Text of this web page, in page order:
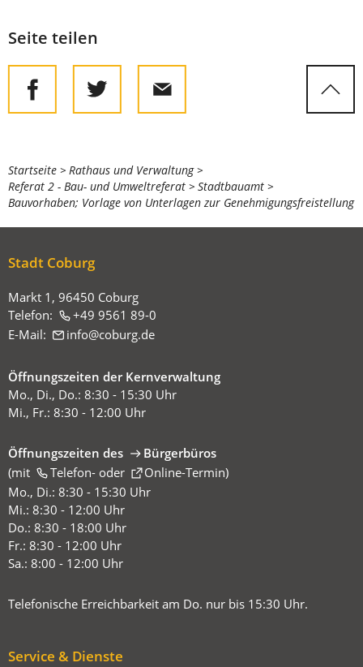
Seite teilen
Sie
befinden
sich
Startseite
Rathaus und Verwaltung
Referat 2 - Bau- und Umweltreferat
Stadtbauamt
Bauvorhaben; Vorlage von Unterlagen zur Genehmigungsfreistellung
Stadt Coburg
Markt 1, 96450 Coburg
Telefon:
+49 9561 89-0
E-Mail:
info coburg de
Öffnungszeiten der Kernverwaltung
Mo., Di., Do.: 8:30 - 15:30 Uhr
Mi., Fr.: 8:30 - 12:00 Uhr
Öffnungszeiten des
Bürgerbüros
(mit
Telefon-oder Online-Termin
(Öffnet
in
einem
neuen
Tab)
)
Mo., Di.: 8:30 - 15:30 Uhr
Mi.: 8:30 - 12:00 Uhr
Do.: 8:30 - 18:00 Uhr
Fr.: 8:30 - 12:00 Uhr
Sa.: 8:00 - 12:00 Uhr
Telefonische Erreichbarkeit am Do. nur bis 15:30 Uhr.
Service & Dienste